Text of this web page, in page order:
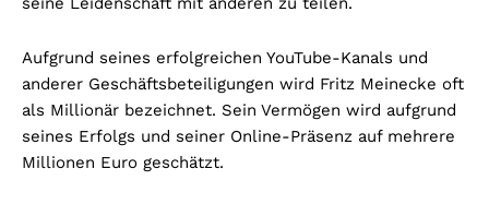
Aufgrund seines erfolgreichen YouTube-Kanals und
anderer Geschäftsbeteiligungen wird Fritz Meinecke oft
als Millionär bezeichnet. Sein Vermögen wird aufgrund
seines Erfolgs und seiner Online-Präsenz auf mehrere
Millionen Euro geschätzt.